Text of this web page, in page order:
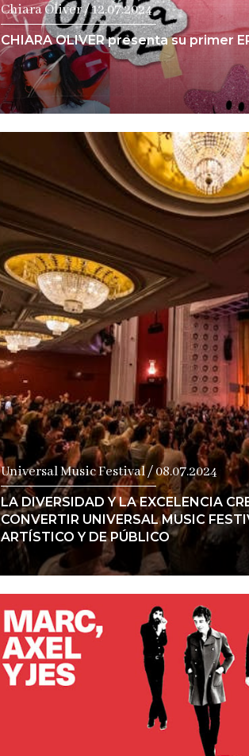
Chiara Oliver / 12.07.2024
CHIARA OLIVER presenta su primer
Ver noticia
Universal Music Festival / 08.07.2024
LA DIVERSIDAD Y LA EXCELENCIA
CONVERTIR UNIVERSAL MUSIC
ARTÍSTICO Y DE PÚBLICO